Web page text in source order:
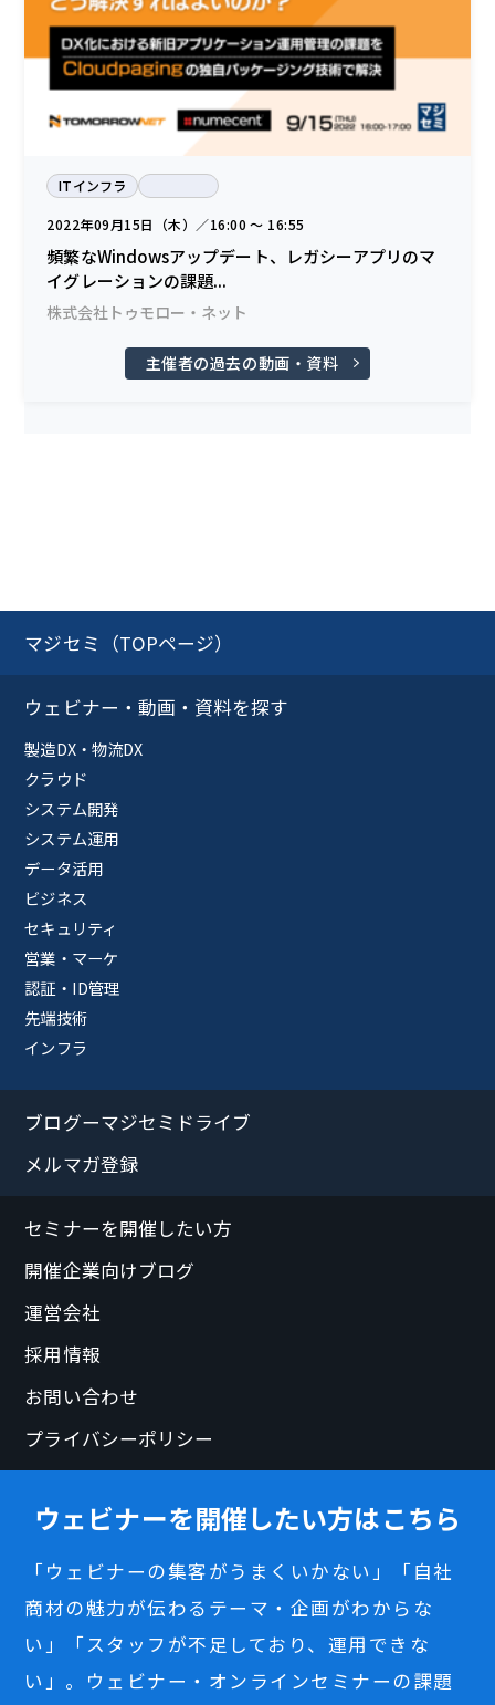
ITインフラ
2022年09月15日（木）／16:00 〜 16:55
頻繁なWindowsアップデート、レガシーアプリのマ
イグレーションの課題...
株式会社トゥモロー・ネット
主催者の過去の動画・資料
マジセミ（TOPページ）
ウェビナー・動画・資料を探す
製造DX・物流DX
クラウド
システム開発
システム運用
データ活用
ビジネス
セキュリティ
営業・マーケ
認証・ID管理
先端技術
インフラ
ブログーマジセミドライブ
メルマガ登録
セミナーを開催したい方
開催企業向けブログ
運営会社
採用情報
お問い合わせ
プライバシーポリシー
ウェビナーを開催したい方はこちら
「ウェビナーの集客がうまくいかない」「自社
商材の魅力が伝わるテーマ・企画がわからな
い」「スタッフが不足しており、運用できな
い」。ウェビナー・オンラインセミナーの課題